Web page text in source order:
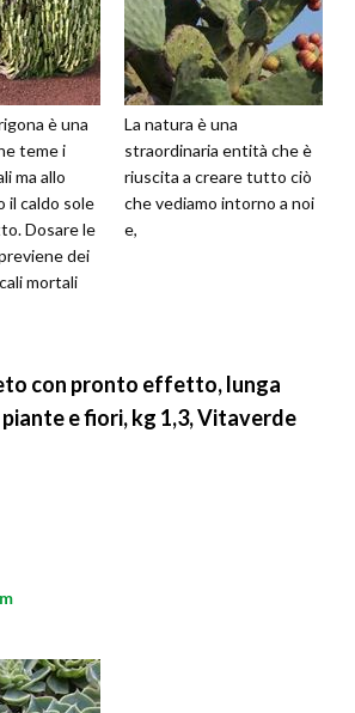
è una
teme i
ma allo
il caldo sole
Dosare le
dei
mortali
La natura è una
straordinaria entità che è
riuscita a creare tutto ciò
che vediamo intorno a noi
e,
con pronto effetto, lunga
e fiori, kg 1,3, Vitaverde